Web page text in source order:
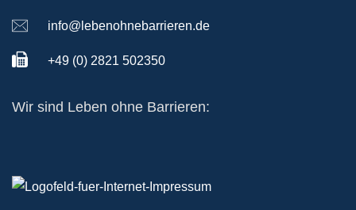
info@lebenohnebarrieren.de
+49 (0) 2821 502350
Wir sind Leben ohne Barrieren: